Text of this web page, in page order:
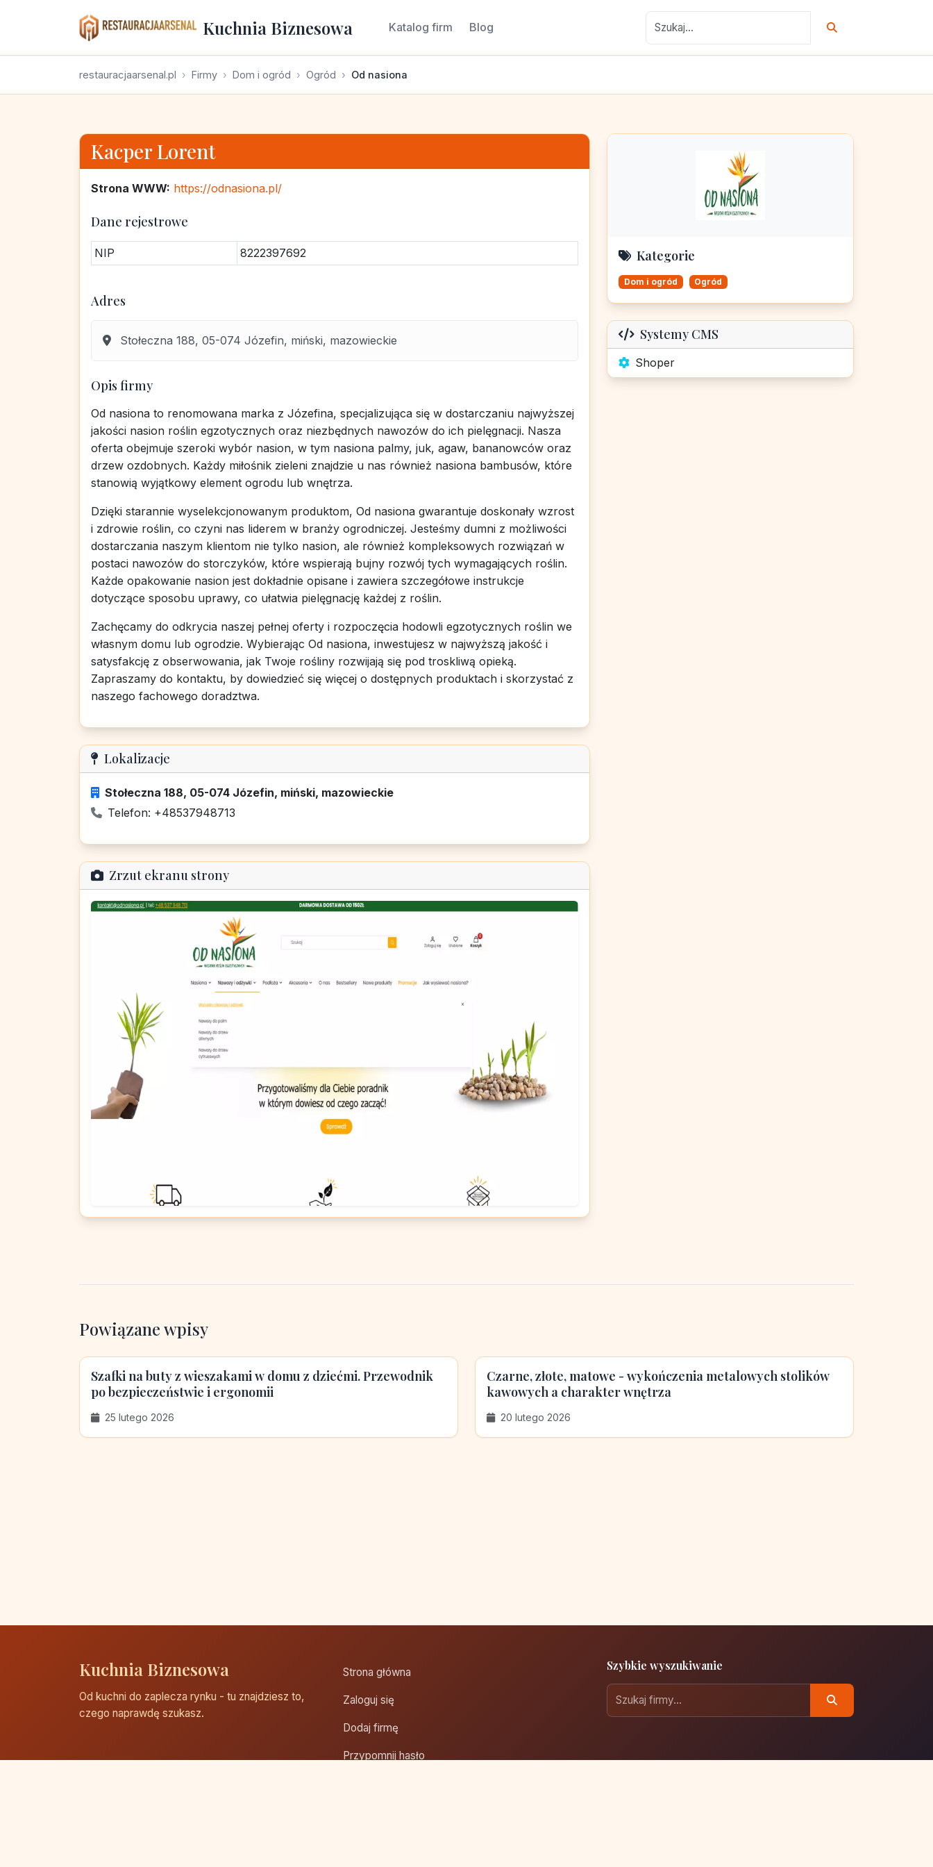
Kuchnia Biznesowa Katalog firm Blog
restauracjaarsenal.pl Firmy Dom i ogród Ogród Od nasiona
Kacper Lorent
Strona WWW: https://odnasiona.pl/
Dane rejestrowe
NIP 8222397692
Adres
Stołeczna 188, 05-074 Józefin, miński, mazowieckie
Opis firmy
Od nasiona to renomowana marka z Józefina, specjalizująca się w dostarczaniu najwyższej
jakości nasion roślin egzotycznych oraz niezbędnych nawozów do ich pielęgnacji. Nasza
oferta obejmuje szeroki wybór nasion, w tym nasiona palmy, juk, agaw, bananowców oraz
drzew ozdobnych. Każdy miłośnik zieleni znajdzie u nas również nasiona bambusów, które
stanowią wyjątkowy element ogrodu lub wnętrza.
Dzięki starannie wyselekcjonowanym produktom, Od nasiona gwarantuje doskonały wzrost
i zdrowie roślin, co czyni nas liderem w branży ogrodniczej. Jesteśmy dumni z możliwości
dostarczania naszym klientom nie tylko nasion, ale również kompleksowych rozwiązań w
postaci nawozów do storczyków, które wspierają bujny rozwój tych wymagających roślin.
Każde opakowanie nasion jest dokładnie opisane i zawiera szczegółowe instrukcje
dotyczące sposobu uprawy, co ułatwia pielęgnację każdej z roślin.
Zachęcamy do odkrycia naszej pełnej oferty i rozpoczęcia hodowli egzotycznych roślin we
własnym domu lub ogrodzie. Wybierając Od nasiona, inwestujesz w najwyższą jakość i
satysfakcję z obserwowania, jak Twoje rośliny rozwijają się pod troskliwą opieką.
Zapraszamy do kontaktu, by dowiedzieć się więcej o dostępnych produktach i skorzystać z
naszego fachowego doradztwa.
Lokalizacje
Stołeczna 188, 05-074 Józefin, miński, mazowieckie
Telefon: +48537948713
Zrzut ekranu strony
Kategorie
Dom i ogród Ogród
Systemy CMS
Shoper
Powiązane wpisy
Szafki na buty z wieszakami w domu z dziećmi. Przewodnik
po bezpieczeństwie i ergonomii
25 lutego 2026
Czarne, złote, matowe - wykończenia metalowych stolików
kawowych a charakter wnętrza
20 lutego 2026
Kuchnia Biznesowa
Od kuchni do zaplecza rynku - tu znajdziesz to,
czego naprawdę szukasz.
Strona główna
Zaloguj się
Dodaj firmę
Przypomnij hasło
Szybkie wyszukiwanie